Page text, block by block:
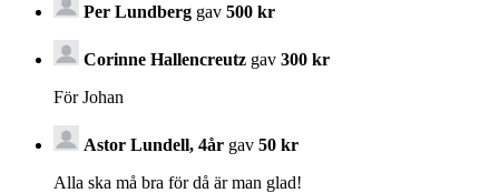
Per Lundberg gav 500 kr
Corinne Hallencreutz gav 300 kr
För Johan
Astor Lundell, 4år gav 50 kr
Alla ska må bra för då är man glad!